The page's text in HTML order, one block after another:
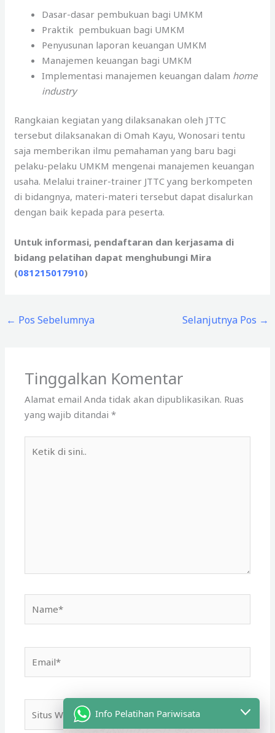
Dasar-dasar pembukuan bagi UMKM
Praktik pembukuan bagi UMKM
Penyusunan laporan keuangan UMKM
Manajemen keuangan bagi UMKM
Implementasi manajemen keuangan dalam home
industry
Rangkaian kegiatan yang dilaksanakan oleh JTTC
tersebut dilaksanakan di Omah Kayu, Wonosari tentu
saja memberikan ilmu pemahaman yang baru bagi
pelaku-pelaku UMKM mengenai manajemen keuangan
usaha. Melalui trainer-trainer JTTC yang berkompeten
di bidangnya, materi-materi tersebut dapat disalurkan
dengan baik kepada para peserta.
Untuk informasi, pendaftaran dan kerjasama di
bidang pelatihan dapat menghubungi Mira
(081215017910)
← Pos Sebelumnya Selanjutnya Pos →
Tinggalkan Komentar
Alamat email Anda tidak akan dipublikasikan. Ruas
yang wajib ditandai*
Web
Info Pelatihan Pariwisata